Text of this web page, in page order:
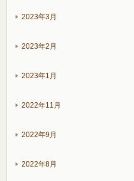
2023年3月
2023年2月
2023年1月
2022年11月
2022年9月
2022年8月